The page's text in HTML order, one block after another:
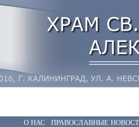
О НАС ПРАВОСЛАВНЫЕ